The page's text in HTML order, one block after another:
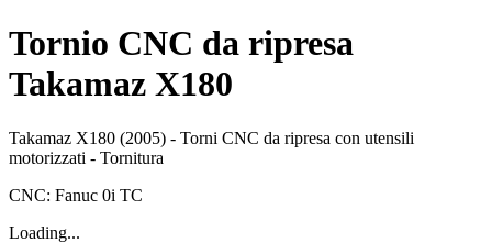
Tornio CNC da ripresa
Takamaz X180
Takamaz X180 (2005) - Torni CNC da ripresa con utensili
motorizzati - Tornitura
CNC: Fanuc 0i TC
Loading...